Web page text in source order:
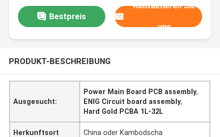
Bestpreis
Kontaktieren Sie
uns
PRODUKT-BESCHREIBUNG
Ausgesucht:
Power Main Board PCB assembly,
ENIG Circuit board assembly,
Hard Gold PCBA 1L-32L
Herkunftsort China oder Kambodscha